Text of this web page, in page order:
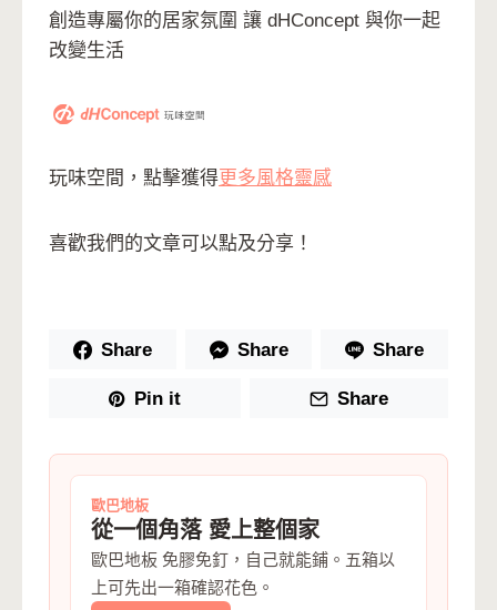
創造專屬你的居家氛圍 讓 dHConcept 與你一起
改變生活
玩味空間，點擊獲得更多風格靈感
喜歡我們的文章可以點及分享！
Share Share Share
Pin it Share
歐巴地板
從一個角落 愛上整個家
歐巴地板 免膠免釘，自己就能鋪。五箱以
上可先出一箱確認花色。